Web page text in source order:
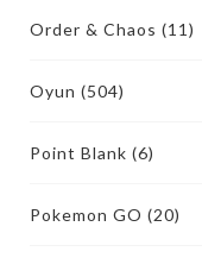
Order & Chaos (11)
Oyun (504)
Point Blank (6)
Pokemon GO (20)